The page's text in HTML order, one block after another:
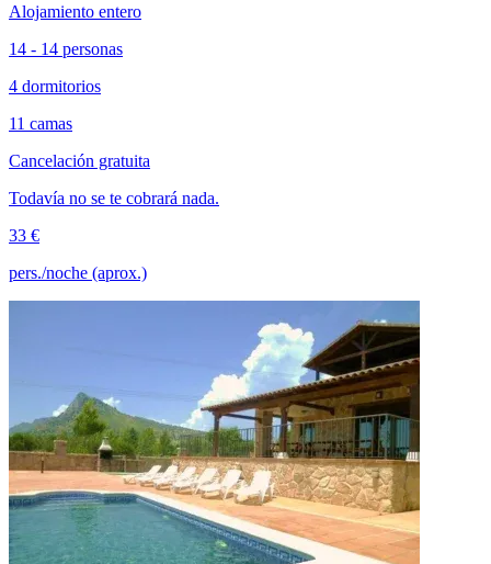
Alojamiento entero
14 - 14 personas
4 dormitorios
11 camas
Cancelación gratuita
Todavía no se te cobrará nada.
33 €
pers./noche (aprox.)